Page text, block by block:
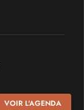
VOIR L'AGENDA